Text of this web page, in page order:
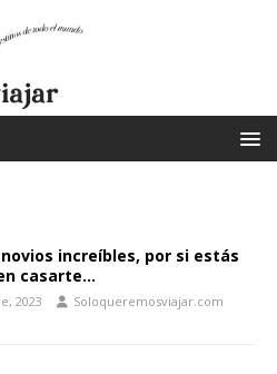
increíbles, por si estás
casarte…
2023 Soloqueremosviajar.com